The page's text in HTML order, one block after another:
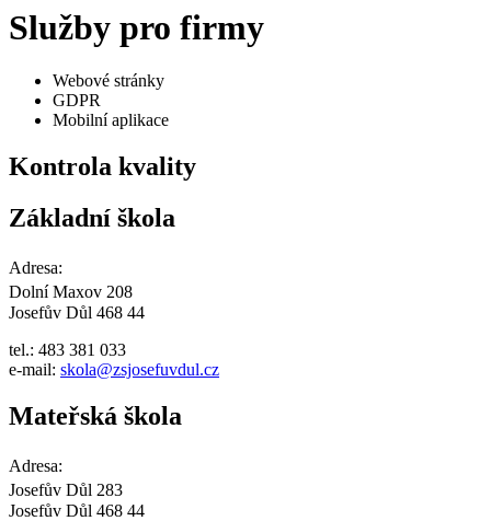
Služby pro firmy
Webové stránky
GDPR
Mobilní aplikace
Kontrola kvality
Základní škola
Adresa:
Dolní Maxov 208
Josefův Důl 468 44
tel.: 483 381 033
e-mail: skola@zsjosefuvdul.cz
Mateřská škola
Adresa:
Josefův Důl 283
Josefův Důl 468 44